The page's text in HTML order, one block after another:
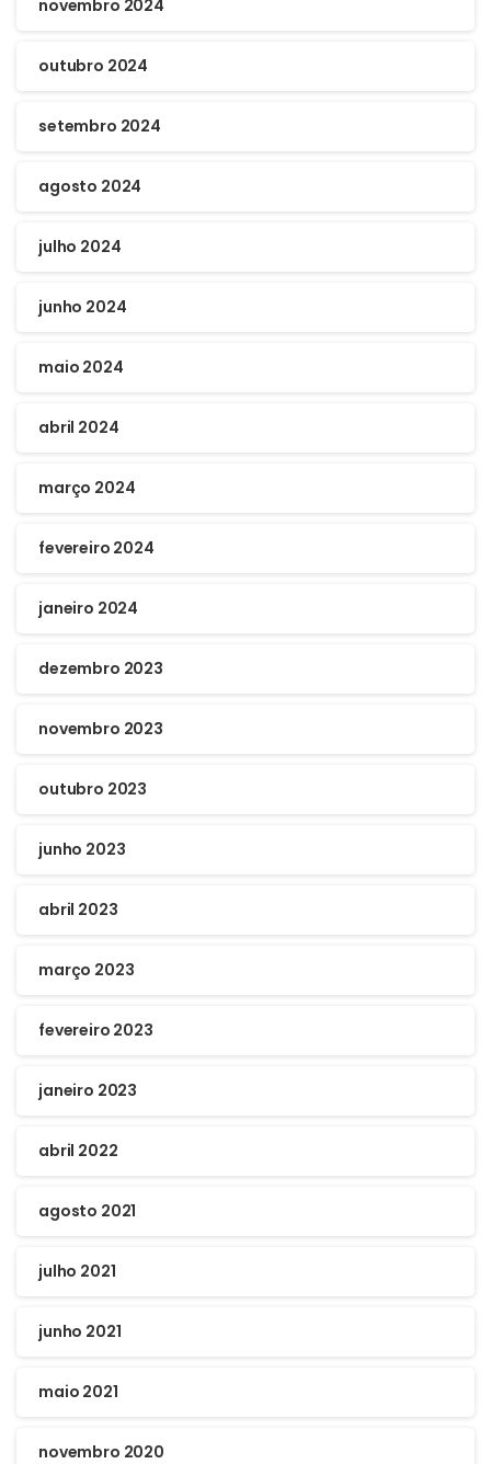
novembro 2024
outubro 2024
setembro 2024
agosto 2024
julho 2024
junho 2024
maio 2024
abril 2024
março 2024
fevereiro 2024
janeiro 2024
dezembro 2023
novembro 2023
outubro 2023
junho 2023
abril 2023
março 2023
fevereiro 2023
janeiro 2023
abril 2022
agosto 2021
julho 2021
junho 2021
maio 2021
novembro 2020